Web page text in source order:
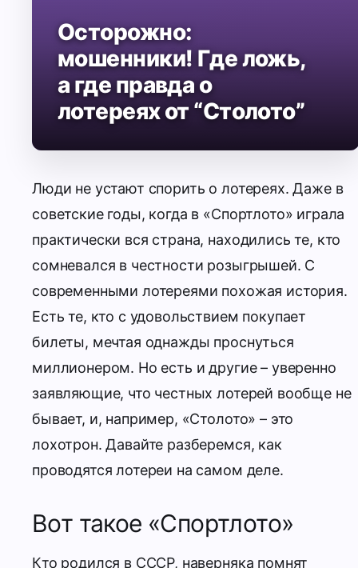
Осторожно:
мошенники! Где ложь,
а где правда о
лотереях от “Столото”
Люди не устают спорить о лотереях. Даже в
советские годы, когда в «Спортлото» играла
практически вся страна, находились те, кто
сомневался в честности розыгрышей. С
современными лотереями похожая история.
Есть те, кто с удовольствием покупает
билеты, мечтая однажды проснуться
миллионером. Но есть и другие – уверенно
заявляющие, что честных лотерей вообще не
бывает, и, например, «Столото» – это
лохотрон. Давайте разберемся, как
проводятся лотереи на самом деле.
Вот такое «Спортлото»
Кто родился в СССР, наверняка помнят